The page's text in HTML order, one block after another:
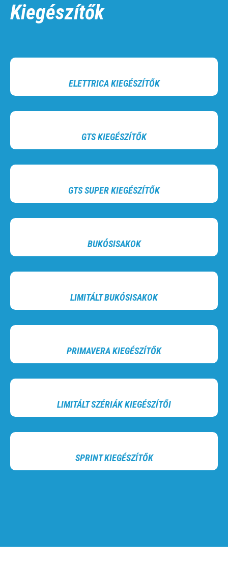
Kiegészítők
ELETTRICA KIEGÉSZÍTŐK
GTS KIEGÉSZÍTŐK
GTS SUPER KIEGÉSZÍTŐK
BUKÓSISAKOK
LIMITÁLT BUKÓSISAKOK
PRIMAVERA KIEGÉSZÍTŐK
LIMITÁLT SZÉRIÁK KIEGÉSZÍTŐI
SPRINT KIEGÉSZÍTŐK